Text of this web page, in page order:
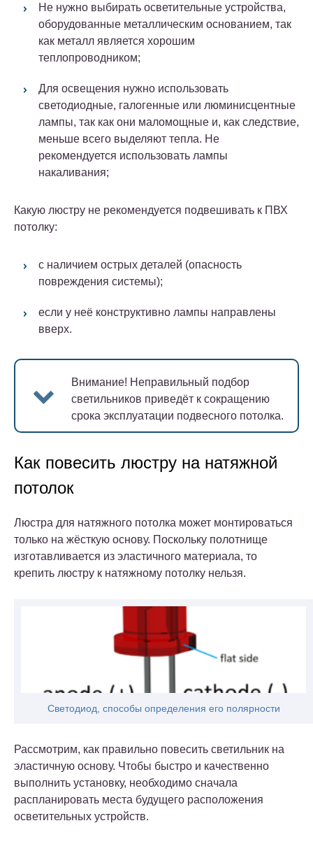
Не нужно выбирать осветительные устройства,
оборудованные металлическим основанием, так
как металл является хорошим
теплопроводником;
Для освещения нужно использовать
светодиодные, галогенные или люминисцентные
лампы, так как они маломощные и, как следствие,
меньше всего выделяют тепла. Не
рекомендуется использовать лампы
накаливания;
Какую люстру не рекомендуется подвешивать к ПВХ
потолку:
с наличием острых деталей (опасность
повреждения системы);
если у неё конструктивно лампы направлены
вверх.
Внимание! Неправильный подбор
светильников приведёт к сокращению
срока эксплуатации подвесного потолка.
Как повесить люстру на натяжной
потолок
Люстра для натяжного потолка может монтироваться
только на жёсткую основу. Поскольку полотнище
изготавливается из эластичного материала, то
крепить люстру к натяжному потолку нельзя.
Светодиод, способы определения его полярности
Рассмотрим, как правильно повесить светильник на
эластичную основу. Чтобы быстро и качественно
выполнить установку, необходимо сначала
распланировать места будущего расположения
осветительных устройств.